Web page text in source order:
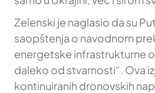
Zelenski je naglasio da su
saopštenja o navodnom
energetske infrastrukturne
daleko od stvarnosti“. Ova
kontinuiranih dronovskih